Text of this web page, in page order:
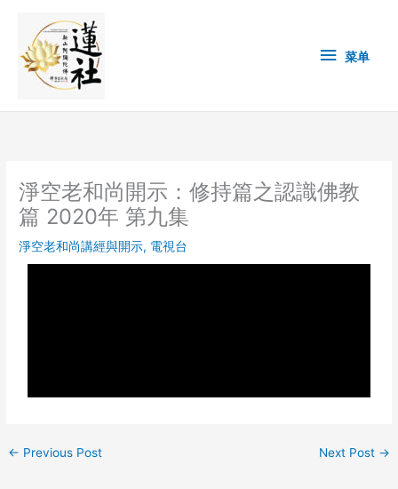
content
单 菜单
淨空老和尚開示：修持篇之認識佛教
篇 2020年 第九集
淨空老和尚講經與開示, 電視台
← Previous Post Next Post →